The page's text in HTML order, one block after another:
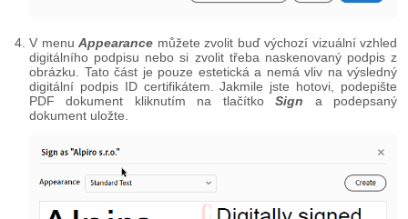
V menu Appearance můžete zvolit buď výchozí vizuální vzhled
digitálního podpisu nebo si zvolit třeba naskenovaný podpis z
obrázku. Tato část je pouze estetická a nemá vliv na výsledný
digitální podpis ID certifikátem. Jakmile jste hotovi, podepište
PDF dokument kliknutím na tlačítkoSign a podepsaný
dokument uložte.